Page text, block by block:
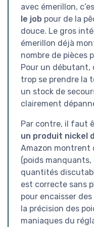
avec émerillon,
le job pour de la
douce. Le gros
émerillon déjà
nombre de pièces
Pour un débutant,
trop se prendre la
un stock de
clairement
Par contre, il faut
un produit nickel
Amazon montrent
(poids manquants,
quantités
est correcte sans
pour encaisser
la précision des
maniaques du